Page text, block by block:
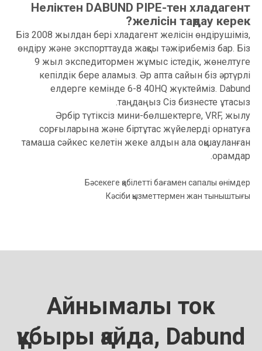
Неліктен DABUND PIPE-тен хладагент
желісін таңдау керек?
Біз 2008 жылдан бері хладагент желісін өндірушіміз,
өндіру және экспорттауда жақсы тәжірибеміз бар. Біз
9 жыл экспедитормен жұмыс істедік, жөнелтуге
кепілдік бере аламыз. Әр апта сайын біз әртүрлі
елдерге кемінде 6-8 40HQ жүктейміз. Dabund
таңдаңыз Сіз бизнесте ұтасыз.
Әрбір түтіксіз мини-бөлшектерге, VRF, жылу
сорғыларына және біртұтас жүйелерді орнатуға
тамаша сәйкес келетін жеке алдын ала оқшауланған
орамдар.
Бәсекеге қабілетті бағамен сапалы өнімдер
Кәсіби қызметтермен жан тыныштығы
Айнымалы ток
құбыры қайда, Dabund